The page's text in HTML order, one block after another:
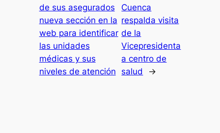
de sus asegurados
nueva sección en la
web para identificar
las unidades
médicas y sus
niveles de atención
Cuenca
respalda visita
de la
Vicepresidenta
a centro de
salud
→